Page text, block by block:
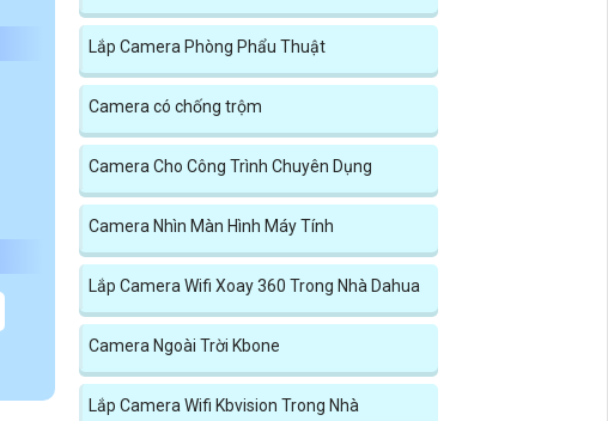
Lắp Camera Phòng Phẩu Thuật
Camera có chống trộm
Camera Cho Công Trình Chuyên Dụng
Camera Nhìn Màn Hình Máy Tính
Lắp Camera Wifi Xoay 360 Trong Nhà Dahua
Camera Ngoài Trời Kbone
Lắp Camera Wifi Kbvision Trong Nhà